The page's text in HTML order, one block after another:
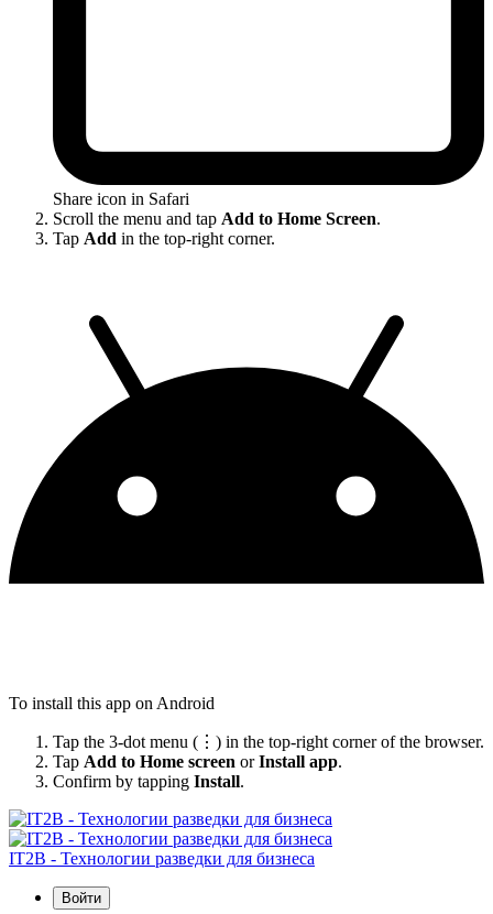
Share icon in Safari
Scroll the menu and tap Add to Home Screen.
Tap Add in the top-right corner.
To install this app on Android
Tap the 3-dot menu (⋮) in the top-right corner of the browser.
Tap Add to Home screen orInstall app.
Confirm by tapping Install.
IT2B - Технологии разведки для бизнеса
Войти